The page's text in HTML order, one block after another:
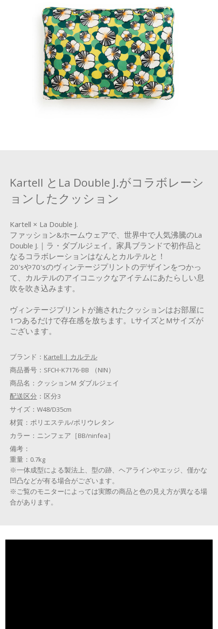
Kartell とLa Double J.がコラボレーシ
ョンしたクッション
Kartell × La Double J.
ファッション&ホームウェアで、世界中で人気沸騰のLa
Double J.｜ラ・ダブルジェイ。家具ブランドで初作品と
なるコラボレーションはなんとカルテルと！
20'sや70'sのヴィンテージプリントのデザインをつかっ
て、カルテルのアイコニックなアイテムにあたらしい息
吹を吹き込みます。
ヴィンテージプリントが施されたクッションはお部屋に
1つあるだけで存在感を放ちます。LサイズとMサイズが
ございます。
ブランド： Kartell | カルテル
商品番号： SFCH-K7176-BB （NIN）
商品名： クッションM ダブルジェイ
配送区分 ： 区分3
サイズ： W48/D35cm
材質： ポリエステル/ポリウレタン
カラー： ニンフェア［BB/ninfea］
備考：
重量：0.7kg
※一体成型による製法上、型の跡、ヘアラインやエッジ、僅かな
凹凸などが有る場合がございます。
※ご覧のモニターによっては実際の商品と色の見え方が異なる場
合があります。